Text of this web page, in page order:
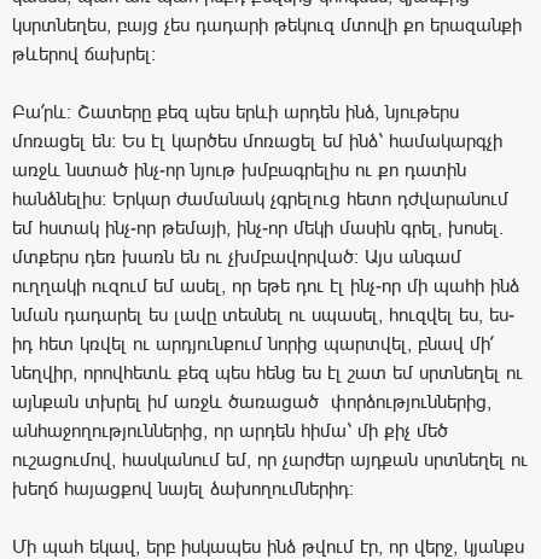
կսրտնեղես, բայց չես դադարի թեկուզ մտովի քո երազանքի
թևերով ճախրել:
Բա՛րև: Շատերը քեզ պես երևի արդեն ինձ, նյութերս
մոռացել են: Ես էլ կարծես մոռացել եմ ինձ՝ համակարգչի
առջև նստած ինչ-որ նյութ խմբագրելիս ու քո դատին
հանձնելիս: Երկար ժամանակ չգրելուց հետո դժվարանում
եմ հստակ ինչ-որ թեմայի, ինչ-որ մեկի մասին գրել, խոսել.
մտքերս դեռ խառն են ու չխմբավորված: Այս անգամ
ուղղակի ուզում եմ ասել, որ եթե դու էլ ինչ-որ մի պահի ինձ
նման դադարել ես լավը տեսնել ու սպասել, հուզվել ես, ես-
իդ հետ կռվել ու արդյունքում նորից պարտվել, բնավ մի՛
նեղվիր, որովհետև քեզ պես հենց ես էլ շատ եմ սրտնեղել ու
այնքան տխրել իմ առջև ծառացած փորձություններից,
անհաջողություններից, որ արդեն հիմա՝ մի քիչ մեծ
ուշացումով, հասկանում եմ, որ չարժեր այդքան սրտնեղել ու
խեղճ հայացքով նայել ձախողումներիդ:
Մի պահ եկավ, երբ իսկապես ինձ թվում էր, որ վերջ, կյանքս